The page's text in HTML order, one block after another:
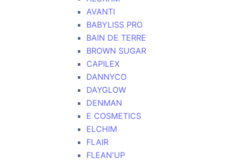
AVANTI
BABYLISS PRO
BAIN DE TERRE
BROWN SUGAR
CAPILEX
DANNYCO
DAYGLOW
DENMAN
E COSMETICS
ELCHIM
FLAIR
FLEAN'UP